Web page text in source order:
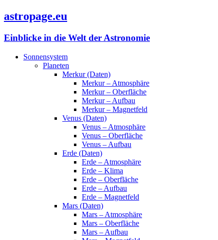
astropage.eu
Einblicke in die Welt der Astronomie
Sonnensystem
Planeten
Merkur (Daten)
Merkur – Atmosphäre
Merkur – Oberfläche
Merkur – Aufbau
Merkur – Magnetfeld
Venus (Daten)
Venus – Atmosphäre
Venus – Oberfläche
Venus – Aufbau
Erde (Daten)
Erde – Atmosphäre
Erde – Klima
Erde – Oberfläche
Erde – Aufbau
Erde – Magnetfeld
Mars (Daten)
Mars – Atmosphäre
Mars – Oberfläche
Mars – Aufbau